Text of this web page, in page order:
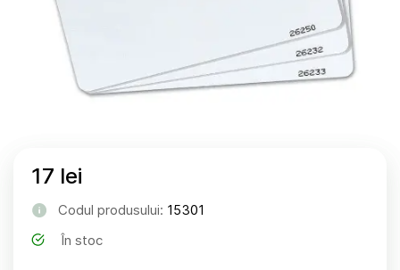
17 lei
Codul produsului: 15301
În stoc